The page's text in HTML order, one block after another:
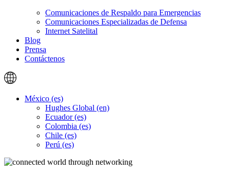
Comunicaciones de Respaldo para Emergencias
Comunicaciones Especializadas de Defensa
Internet Satelital
Blog
Prensa
Contáctenos
México (es)
Hughes Global (en)
Ecuador (es)
Colombia (es)
Chile (es)
Perú (es)